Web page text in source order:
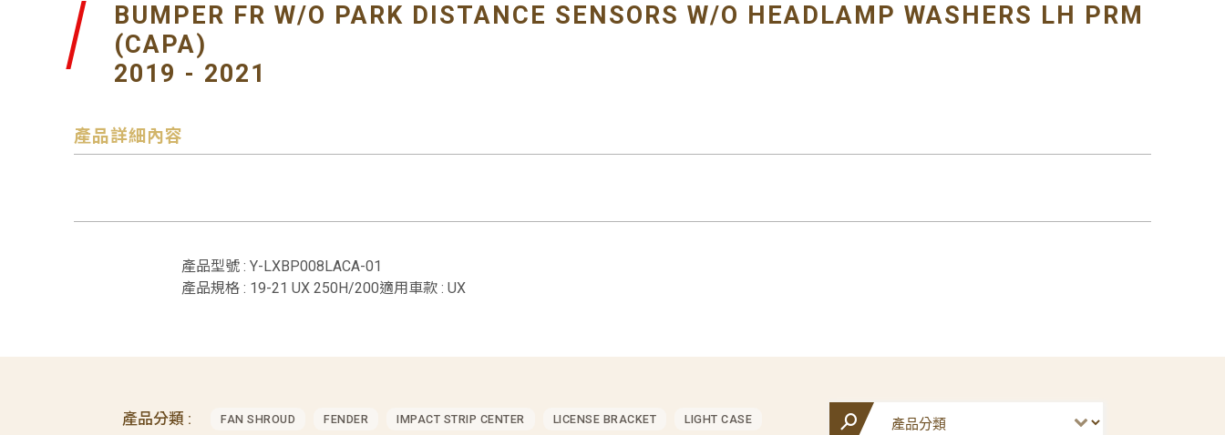
BUMPER FR W/O PARK DISTANCE SENSORS W/O HEADLAMP WASHERS LH PRM
(CAPA)
2019 - 2021
產品詳細內容
產品型號 : Y-LXBP008LACA-01
產品規格 : 19-21 UX 250H/200適用車款 : UX
產品分類 : FAN SHROUD FENDER IMPACT STRIP CENTER LICENSE BRACKET LIGHT CASE